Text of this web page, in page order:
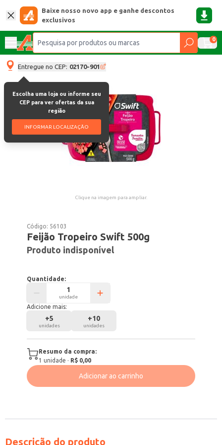
Baixe nosso novo app e ganhe descontos
exclusivos
0
Entregue no CEP: 02170-901
Escolha uma loja ou informe seu
CEP para ver ofertas da sua
região
INFORMAR LOCALIZAÇÃO
Clique na imagem para ampliar.
Código: 56103
Feijão Tropeiro Swift 500g
Produto indisponível
Quantidade:
unidade
Adicione mais:
+5
unidades
+10
unidades
Resumo da compra:
1 unidade · R$ 0,00
Adicionar ao carrinho
Descrição do produto